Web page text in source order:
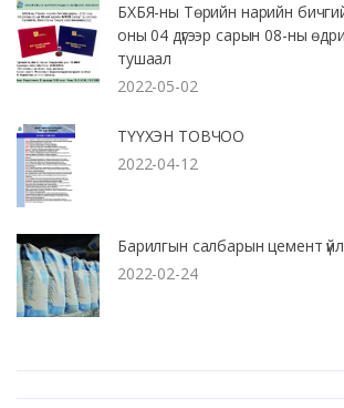
БХБЯ-ны Төрийн нарийн
оны 04 дүгээр сарын 08-ны
тушаал
2022-05-02
ТҮҮХЭН ТОВЧОО
2022-04-12
Барилгын салбарын цемент
2022-02-24